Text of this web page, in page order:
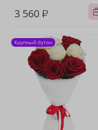
3 560 ₽
Крупный бутон